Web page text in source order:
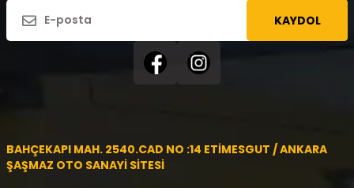
KAYDOL
BAHÇEKAPI MAH. 2540.CAD NO :14 ETİMESGUT / ANKARA
ŞAŞMAZ OTO SANAYİ SİTESİ